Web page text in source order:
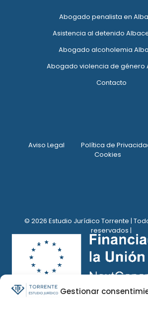
Gestionar
Abogado penalista en
Asistencia al detenido
Abogado alcoholemia
Abogado violencia de género
Contacto
Aviso Legal Política de
Cookies
© 2026 Estudio Jurídico Torrente |
reservados |